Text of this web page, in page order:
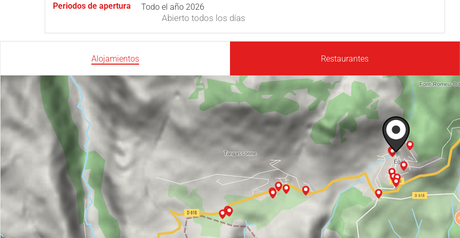
Periodos de apertura Todo el año 2026
Abierto todos los días
Alojamientos Restaurantes